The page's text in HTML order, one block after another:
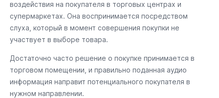
воздействия на покупателя в торговых центрах и
супермаркетах. Она воспринимается посредством
слуха, который в момент совершения покупки не
участвует в выборе товара.
Достаточно часто решение о покупке принимается в
торговом помещении, и правильно поданная аудио
информация направит потенциального покупателя в
нужном направлении.